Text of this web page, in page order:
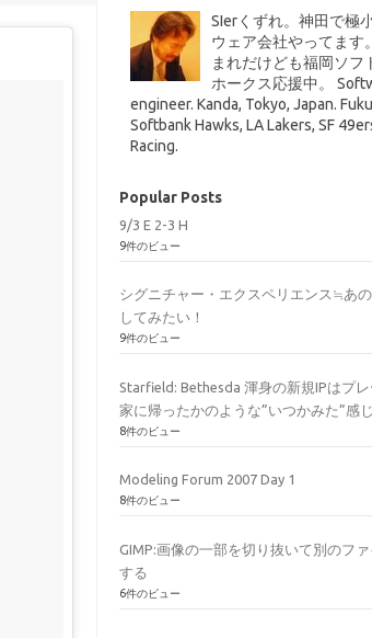
SIerくずれ。神田で極
ウェア会社やってます
まれだけども福岡ソフ
ホークス応援中。
engineer. Kanda, Tokyo, Japan.
Softbank Hawks, LA Lakers, SF
Racing.
Popular Posts
9/3 E 2-3 H
9件のビュー
シグニチャー・エクスペリエンス≒あ
してみたい！
9件のビュー
Starfield: Bethesda 渾身の新規IPはプ
家に帰ったかのような”いつかみた”感じ
8件のビュー
Modeling Forum 2007 Day 1
8件のビュー
GIMP:画像の一部を切り抜いて別のフ
する
6件のビュー